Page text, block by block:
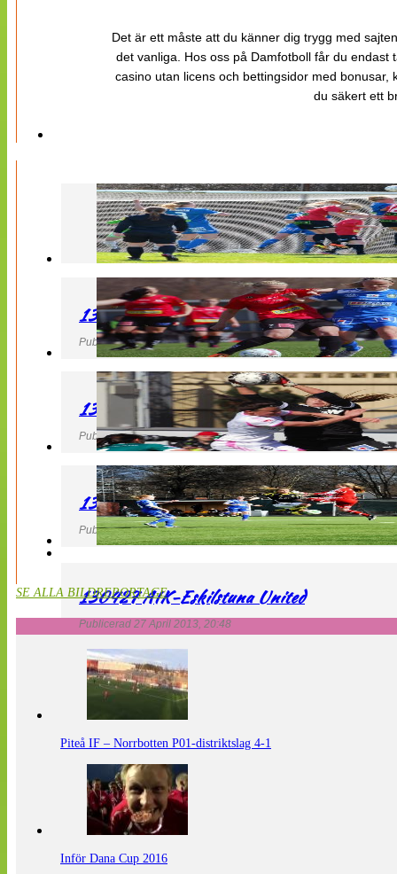
Det är ett måste att du känner dig trygg med
det vanliga. Hos oss på Damfotboll får du
casino utan licens och bettingsidor med
du säkert ett
130427 LB 07 – QBIK
Publicerad 27 April 2013, 22:40
130427 IF Limhamn Bunkeflo – QBIK
Publicerad 27 April 2013, 21:10
130427 LdB FC Malmö – Mallbackens IF
Publicerad 27 April 2013, 20:54
130427 AIK-Eskilstuna United
Publicerad 27 April 2013, 20:48
SE ALLA BILDREPORTAGE
Piteå IF – Norrbotten P01-distriktslag 4-1
Inför Dana Cup 2016